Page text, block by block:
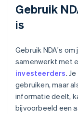
Gebruik
is
Gebruik NDA's
samenwerkt met
investeerders.
gebruiken, maar
informatie deelt,
bijvoorbeeld een